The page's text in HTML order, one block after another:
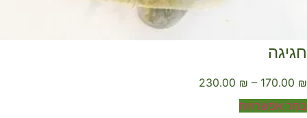
170.00
–
₪
230.00
אפשרויות